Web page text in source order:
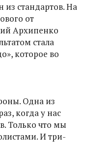
из стандартов. На
от
Архипенко
стала
которое во
Одна из
когда у нас
Только что мы
И три-